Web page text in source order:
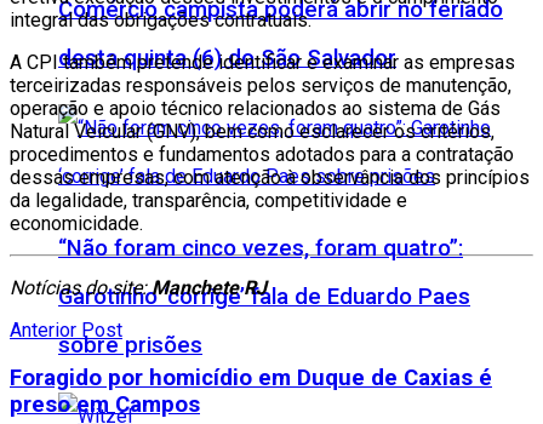
Comércio campista poderá abrir no feriado
desta quinta (6) do São Salvador
“Não foram cinco vezes, foram quatro”:
Garotinho ‘corrige’ fala de Eduardo Paes
sobre prisões
integral das obrigações contratuais.
A CPI também pretende identificar e examinar as empresas
terceirizadas responsáveis pelos serviços de manutenção,
operação e apoio técnico relacionados ao sistema de Gás
Natural Veicular (GNV), bem como esclarecer os critérios,
procedimentos e fundamentos adotados para a contratação
dessas empresas, com atenção à observância dos princípios
da legalidade, transparência, competitividade e
economicidade.
Notícias do site:Manchete RJ
Anterior Post
Foragido por homicídio em Duque de Caxias é
preso em Campos